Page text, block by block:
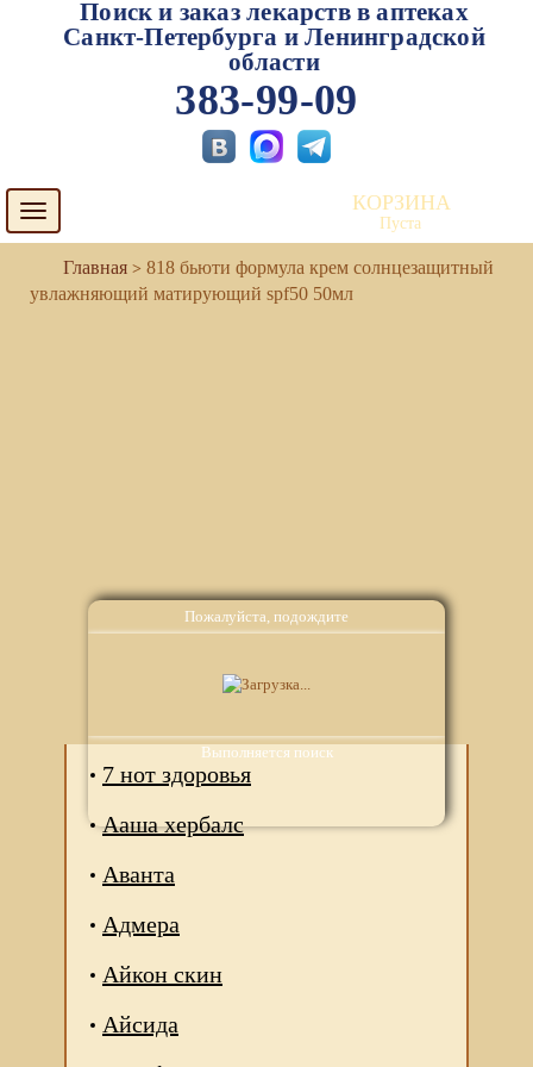
Пожалуйста, подождите
Выполняется поиск
Поиск и заказ лекарств в аптеках
Санкт-Петербурга и Ленинградской
области
383-99-09
Toggle
navigation
КОРЗИНА
Пуста
818 бьюти формула крем солнцезащитный
увлажняющий матирующий spf50 50мл
7 нот здоровья
Ааша хербалс
Аванта
Адмера
Айкон скин
Айсида